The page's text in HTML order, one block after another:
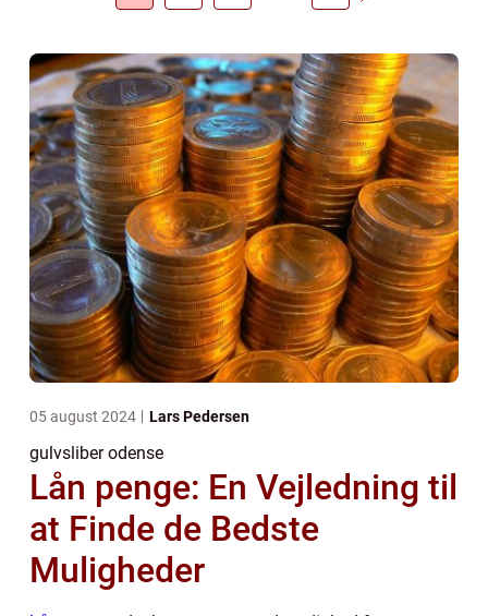
05 august 2024 Lars Pedersen
gulvsliber odense
Lån penge: En Vejledning til
at Finde de Bedste
Muligheder